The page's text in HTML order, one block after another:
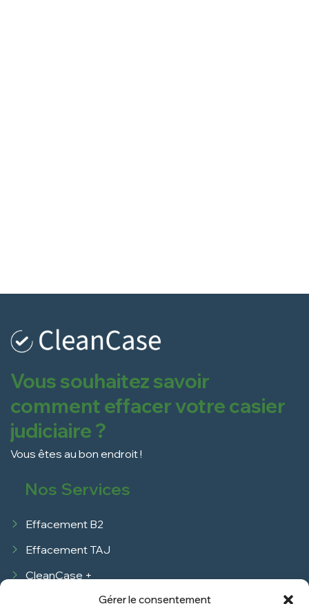
Gérer le consentement
Vous souhaitez savoir
comment effacer votre casier
judiciaire ?
Vous êtes au bon endroit !
Nos Services
Effacement B2
Effacement TAJ
CleanCase +